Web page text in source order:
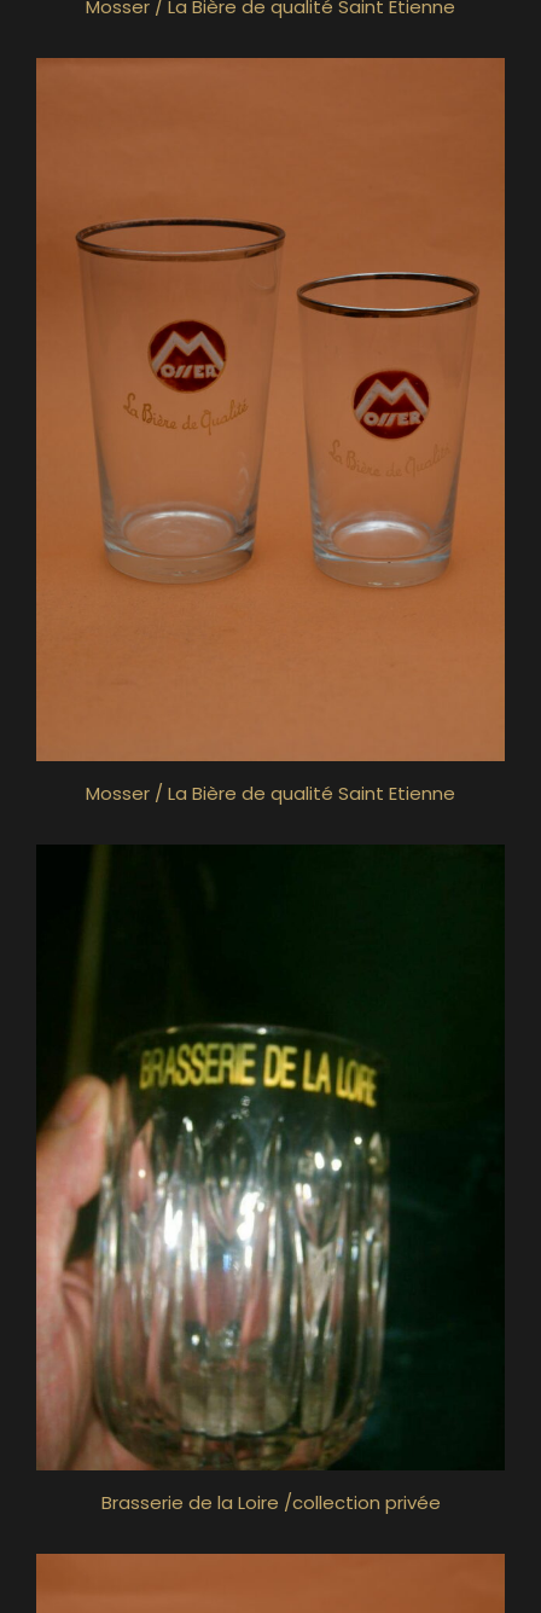
Mosser / La Bière de qualité Saint Etienne
Mosser / La Bière de qualité Saint Etienne
Brasserie de la Loire /collection privée